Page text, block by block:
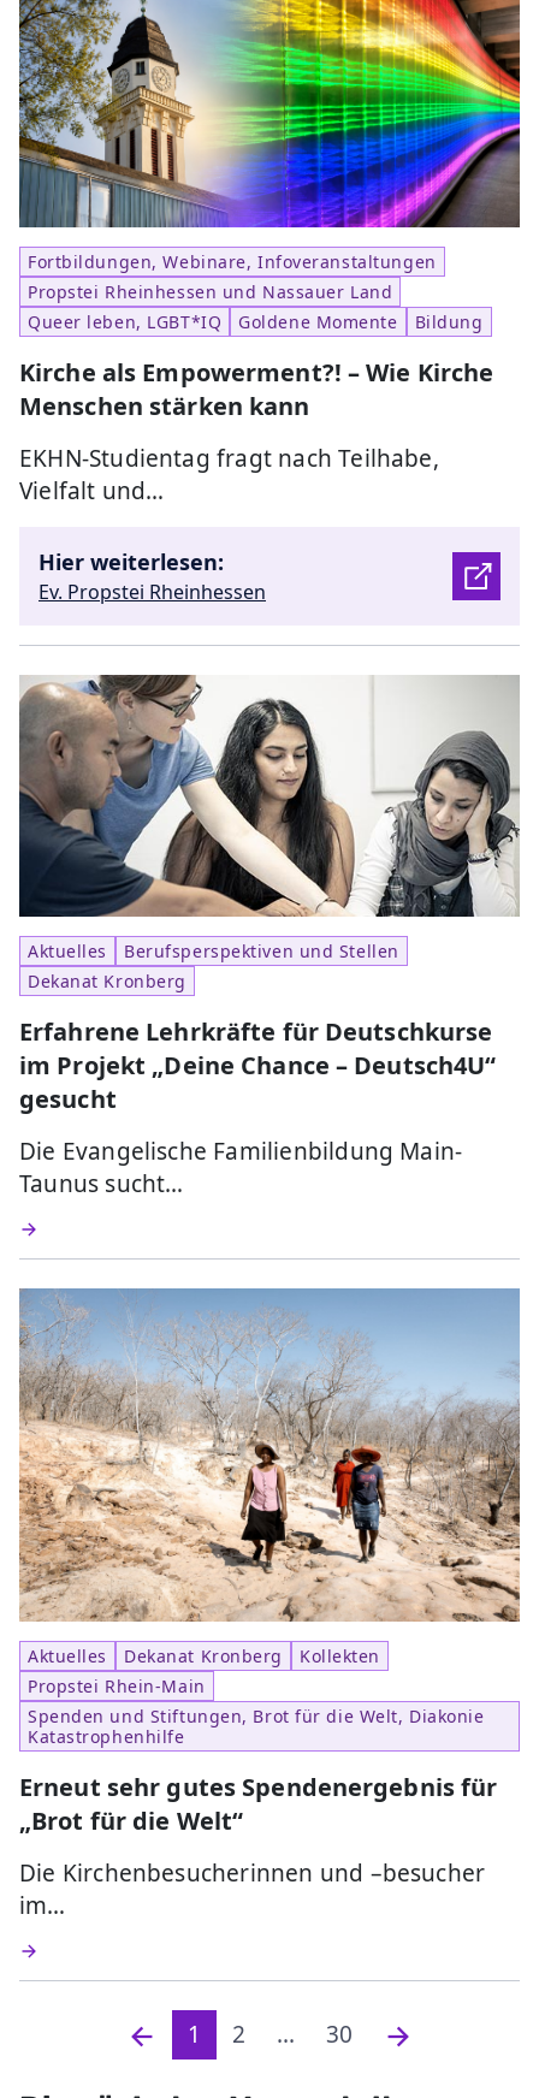
Fortbildungen, Webinare, Infoveranstaltungen
Propstei Rheinhessen und Nassauer Land
Queer leben, LGBT*IQ
Goldene Momente Bildung
Kirche als Empowerment?! – Wie Kirche
Menschen stärken kann
EKHN-Studientag fragt nach Teilhabe,
Vielfalt und…
Hier weiterlesen:
Ev. Propstei Rheinhessen
Aktuelles
Berufsperspektiven und Stellen
Dekanat Kronberg
Erfahrene Lehrkräfte für Deutschkurse
im Projekt „Deine Chance – Deutsch4U“
gesucht
Die Evangelische Familienbildung Main-
Taunus sucht…
Aktuelles Dekanat Kronberg
Kollekten
Propstei Rhein-Main
Spenden und Stiftungen, Brot für die Welt, Diakonie
Katastrophenhilfe
Erneut sehr gutes Spendenergebnis für
„Brot für die Welt“
Die Kirchenbesucherinnen und –besucher
im…
1 2 ... 30